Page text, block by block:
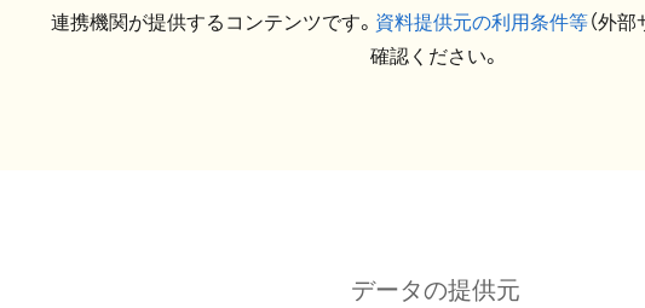
連携機関が提供するコンテンツです。 資料提供元の利用条件等（外
確認ください。
データの提供元